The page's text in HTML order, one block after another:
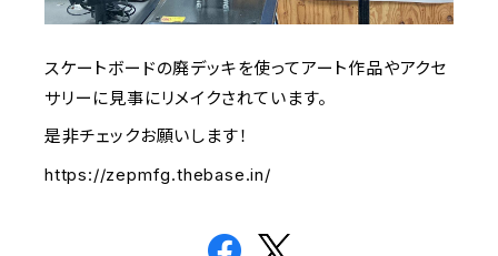
スケートボードの廃デッキを使ってアート作品やアクセ
サリーに見事にリメイクされています。
是非チェックお願いします！
https://zepmfg.thebase.in/